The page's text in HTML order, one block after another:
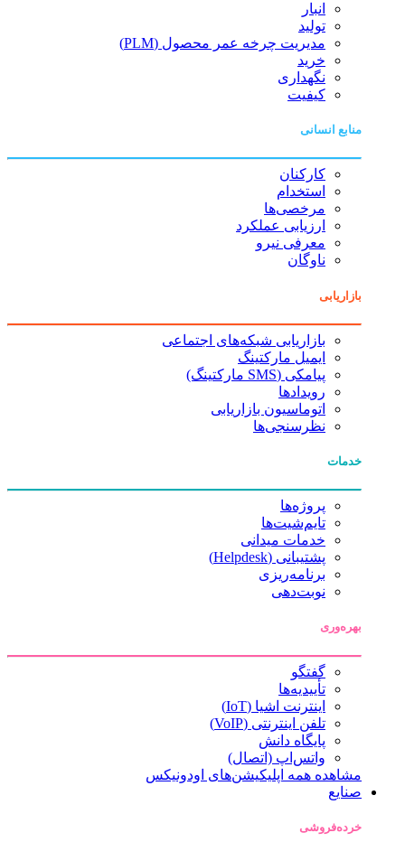
انبار
تولید
مدیریت چرخه عمر محصول (PLM)
خرید
نگهداری
کیفیت
منابع انسانی
کارکنان
استخدام
مرخصی‌ها
ارزیابی عملکرد
معرفی نیرو
ناوگان
بازاریابی
بازاریابی شبکه‌های اجتماعی
ایمیل مارکتینگ
پیامکی (SMS مارکتینگ)
رویدادها
اتوماسیون بازاریابی
نظرسنجی‌ها
خدمات
پروژه‌ها
تایم‌شیت‌ها
خدمات میدانی
پشتیبانی (Helpdesk)
برنامه‌ریزی
نوبت‌دهی
بهره‌وری
گفتگو
تأییدیه‌ها
اینترنت اشیا (IoT)
تلفن اینترنتی (VoIP)
پایگاه دانش
واتس‌اپ (اتصال)
مشاهده همه اپلیکیشن‌های اودونیکس
صنایع
خرده‌فروشی